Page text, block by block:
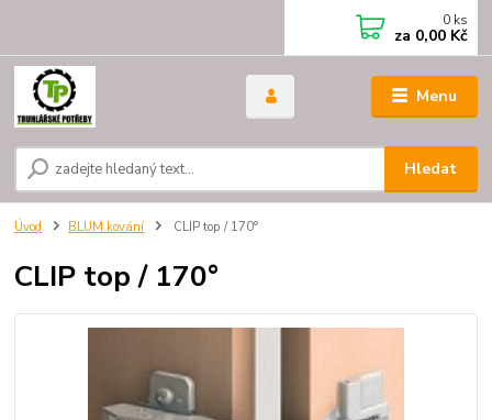
Menu
Hledat
0 ks
za 0,00 Kč
Úvod BLUM kování CLIP top / 170°
CLIP top / 170°